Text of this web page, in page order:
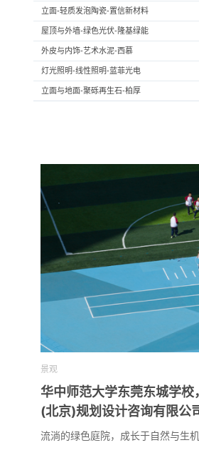
立面-轻质发泡陶瓷-置信新材料
屋顶与外墙-绿色光伏-隆基绿能
外皮与内饰-艺术水泥-西慕
灯光照明-线性照明-蓝菲光电
立面与地面-聚砾再生石-柏厚
景观
华中师范大学东莞东城学
(北京)规划设计咨询有限公
流淌的绿色庭院，成长于自然与生机